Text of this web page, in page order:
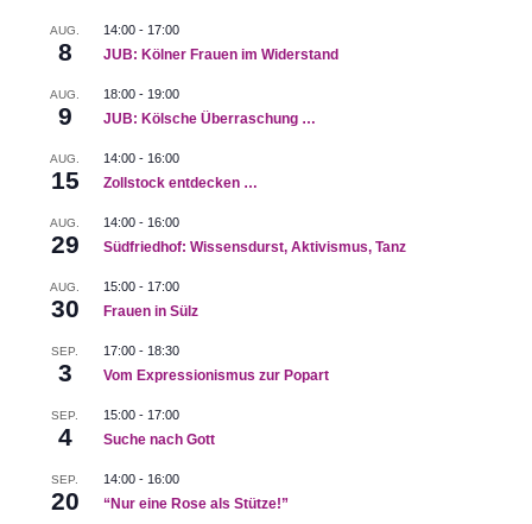
14:00
HERMANN-JOSEF-BRUNNEN AM WAIDMARKT
12, KÖLN
JUNI 14:00
RAUTERSTRAUCH JOEST MUSEUM
9-33, KÖLN
JUNI
11
BUCHSALON EHRENFELD
JUNI
Nonnen, Hebammen, Chefärztinnen
14:00
0, KÖLN
AUG.
8
14:00- 17:00
JUB: Kölner Frauen im Widerstand
AUG.
9
18:00- 19:00
JUB: Kölsche Überraschung …
AUG.
15
14:00- 16:00
Zollstock entdecken …
AUG.
29
14:00- 16:00
Südfriedhof: Wissensdurst, Aktivismus, Tanz
AUG.
30
15:00- 17:00
Frauen in Sülz
SEP.
3
17:00- 18:30
Vom Expressionismus zur Popart
SEP.
4
15:00- 17:00
Suche nach Gott
SEP.
20
14:00- 16:00
“Nur eine Rose als Stütze!”